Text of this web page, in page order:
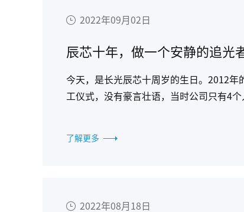
2022年09月02日
辰芯十年，做一个安静的追光
今天，是长光辰芯十周岁的生日。2012
工仪式，没有豪言壮语，当时公司只有4
了解更多
2022年08月18日